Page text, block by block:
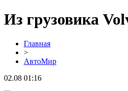
Из грузовика
Главная
>
АвтоМир
02.08 01:16